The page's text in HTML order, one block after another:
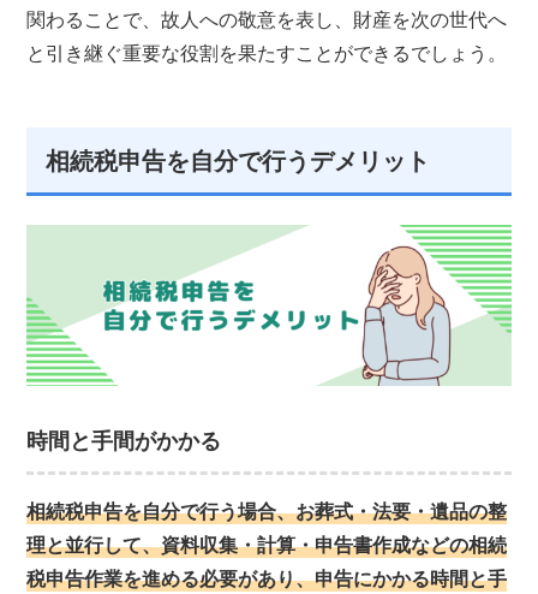
関わることで、故人への敬意を表し、財産を次の世代へ
と引き継ぐ重要な役割を果たすことができるでしょう。
相続税申告を自分で行うデメリット
時間と手間がかかる
相続税申告を自分で行う場合、お葬式・法要・遺品の整
理と並行して、資料収集・計算・申告書作成などの相続
税申告作業を進める必要があり、申告にかかる時間と手